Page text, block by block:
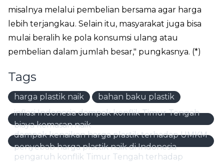
misalnya melalui pembelian bersama agar harga
lebih terjangkau. Selain itu, masyarakat juga bisa
mulai beralih ke pola konsumsi ulang atau
pembelian dalam jumlah besar," pungkasnya. (*)
Tags
harga plastik naik
bahan baku plastik
inflasi Indonesia dampak konflik Timur Tengah
biaya kemasan naik
dampak kenaikan harga plastik terhadap UMKM
penyebab harga plastik naik di Indonesia
pengaruh konflik Timur Tengah terhadap